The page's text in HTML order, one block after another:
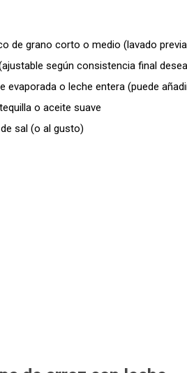
de grano corto o medio (lavado
según consistencia final
evaporada o leche entera (puede
o aceite suave
sal (o al gusto)